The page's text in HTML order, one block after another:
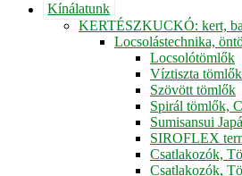
Kínálatunk
KERTÉSZKUCKÓ: kert,
Locsolástechnika,
Locsolótömlők
Víztiszta tömlők
Szövött tömlők
Spirál tömlők,
Sumisansui
SIROFLEX
Csatlakozók,
Csatlakozók,